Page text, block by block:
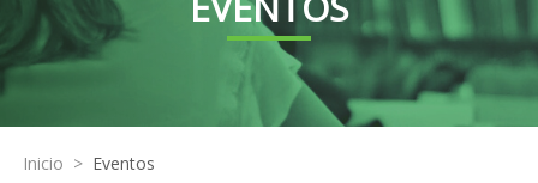
Inicio > Eventos